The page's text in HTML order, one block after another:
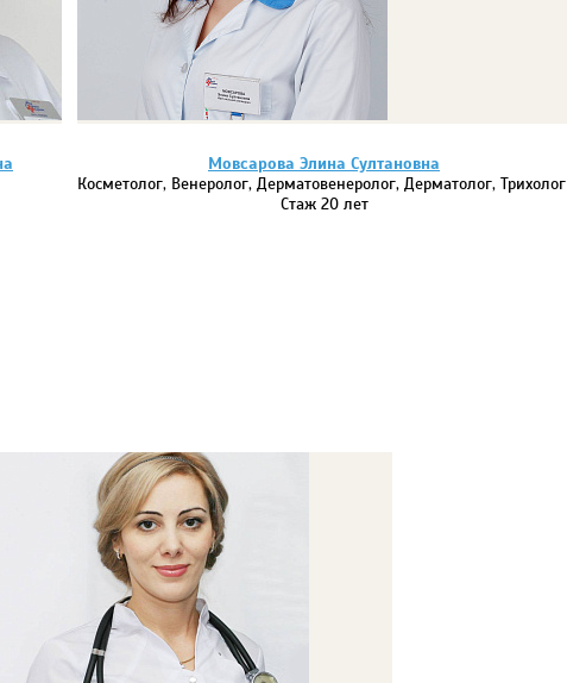
Мовсарова Элина Султановна
Косметолог, Венеролог, Дерматовенеролог, Дерматолог, Трихолог
Стаж 20 лет